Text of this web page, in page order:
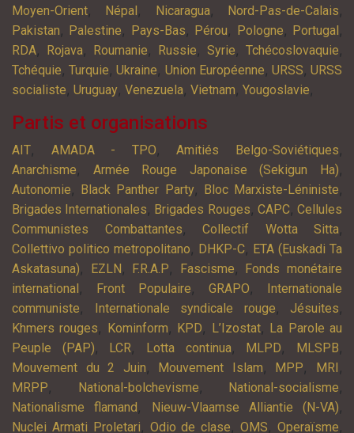
Moyen-Orient, Népal , Nicaragua, Nord-Pas-de-Calais,
Pakistan, Palestine, Pays-Bas, Pérou, Pologne, Portugal ,
RDA, Rojava, Roumanie, Russie, Syrie, Tchécoslovaquie,
Tchéquie,Turquie,Ukraine, Union Européenne, URSS,URSS
socialiste, Uruguay, Venezuela, Vietnam, Yougoslavie,
Partis et organisations
AIT, AMADA - TPO,Amitiés Belgo-Soviétiques,
Anarchisme, Armée Rouge Japonaise (Sekigun Ha),
Autonomie, Black Panther Party, Bloc Marxiste-Léniniste,
Brigades Internationales, Brigades Rouges, CAPC,Cellules
Communistes Combattantes, Collectif Wotta Sitta,
Collettivo politico metropolitano, DHKP-C, ETA (Euskadi Ta
Askatasuna), EZLN , F.R.A.P, Fascisme,
Fonds monétaire
international , Front Populaire, GRAPO,
Internationale
communiste, Internationale syndicale rouge, Jésuites,
Khmers rouges, Kominform, KPD, L’Izostat, La Parole au
Peuple (PAP), LCR, Lotta continua, MLPD, MLSPB,
Mouvement du 2 Juin, Mouvement Islam, MPP, MRI ,
MRPP, National-bolchevisme, National-socialisme,
Nationalisme flamand , Nieuw-Vlaamse Alliantie (N-VA),
Nuclei Armati Proletari, Odio de clase,OMS,Operaïsme,